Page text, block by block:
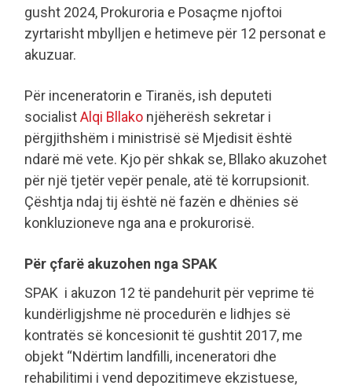
gusht 2024, Prokuroria e Posaçme njoftoi
zyrtarisht mbylljen e hetimeve për 12 personat e
akuzuar.
Për inceneratorin e Tiranës, ish deputeti
socialistAlqi Bllako njëherësh sekretar i
përgjithshëm i ministrisë së Mjedisit është
ndarë më vete. Kjo për shkak se, Bllako akuzohet
për një tjetër vepër penale, atë të korrupsionit.
Çështja ndaj tij është në fazën e dhënies së
konkluzioneve nga ana e prokurorisë.
Për çfarë akuzohen nga SPAK
SPAK i akuzon 12 të pandehurit për veprime të
kundërligjshme në procedurën e lidhjes së
kontratës së koncesionit të gushtit 2017, me
objekt “Ndërtim landfilli, inceneratori dhe
rehabilitimi i vend depozitimeve ekzistuese,